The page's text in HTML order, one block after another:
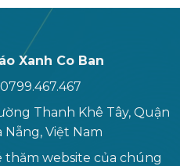
Xanh Co Ban
Thanh Khê Tây, Quận
Việt Nam
thăm website của chúng